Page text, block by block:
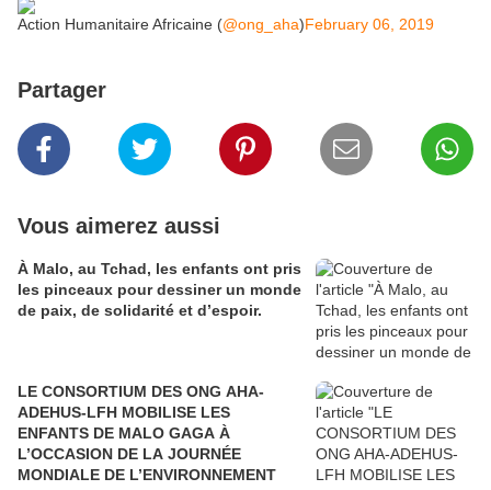
Action Humanitaire Africaine (@ong_aha)February 06, 2019
Partager
Vous aimerez aussi
À Malo, au Tchad, les enfants ont pris
les pinceaux pour dessiner un monde
de paix, de solidarité et d’espoir.
LE CONSORTIUM DES ONG AHA-
ADEHUS-LFH MOBILISE LES
ENFANTS DE MALO GAGA À
L’OCCASION DE LA JOURNÉE
MONDIALE DE L’ENVIRONNEMENT